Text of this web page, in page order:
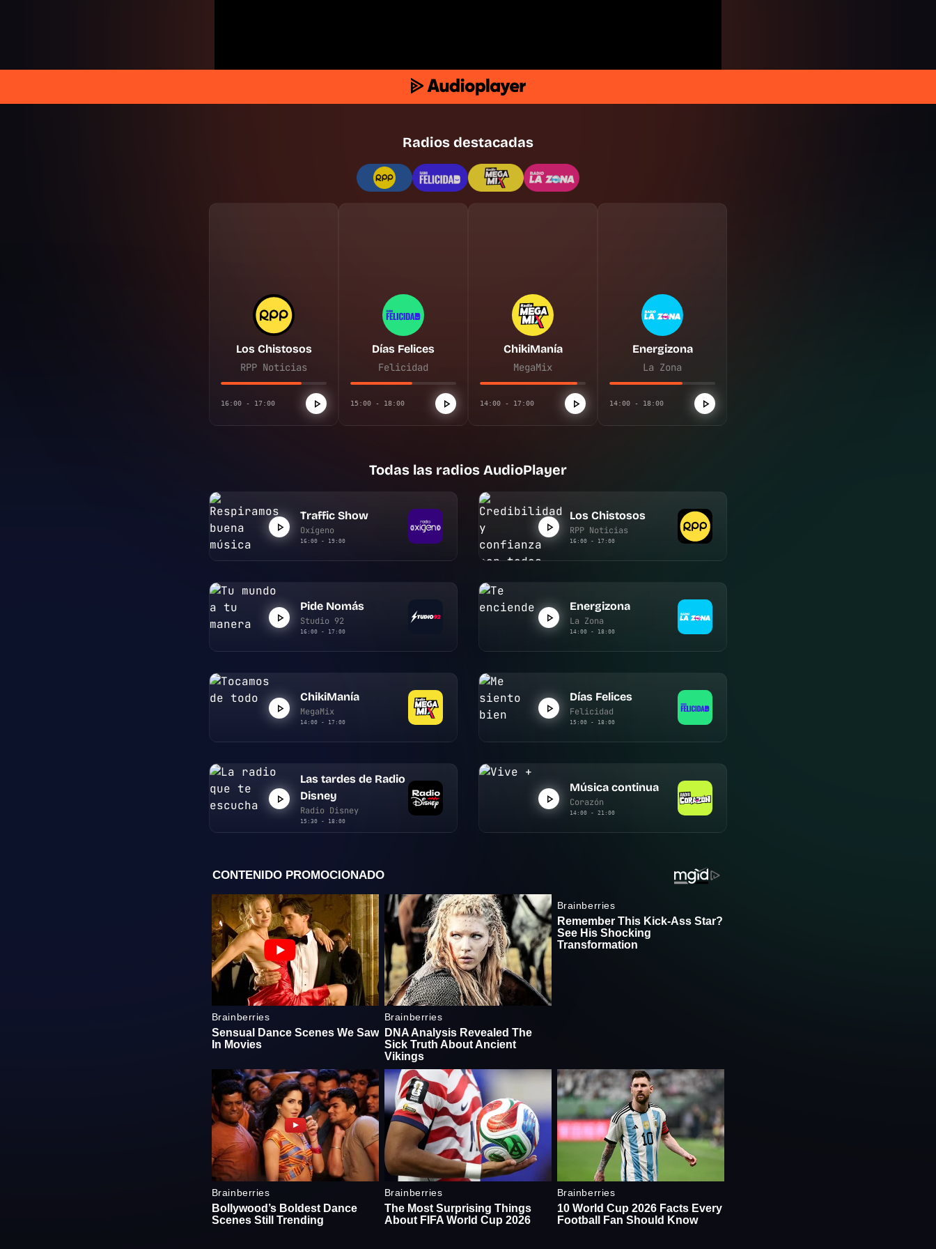
Radios destacadas
Los Chistosos
RPP Noticias
16:00 - 17:00
Días Felices
Felicidad
15:00 - 18:00
ChikiManía
MegaMix
14:00 - 17:00
Energizona
La Zona
14:00 - 18:00
Todas las radios AudioPlayer
Traffic Show
Oxígeno
16:00 - 19:00
Los Chistosos
RPP Noticias
16:00 - 17:00
Pide Nomás
Studio 92
16:00 - 17:00
Energizona
La Zona
14:00 - 18:00
ChikiManía
MegaMix
14:00 - 17:00
Días Felices
Felicidad
15:00 - 18:00
Las tardes de Radio
Disney
Radio Disney
15:30 - 18:00
Música continua
Corazón
14:00 - 21:00